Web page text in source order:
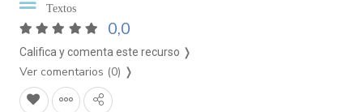
Textos
0,0
Califica y comenta este recurso ❭
Ver comentarios (0) ❭